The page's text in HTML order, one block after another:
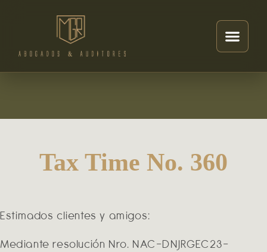
Tax Time No. 360
Estimados clientes y amigos:
Mediante resolución Nro. NAC-DNJRGEC23-